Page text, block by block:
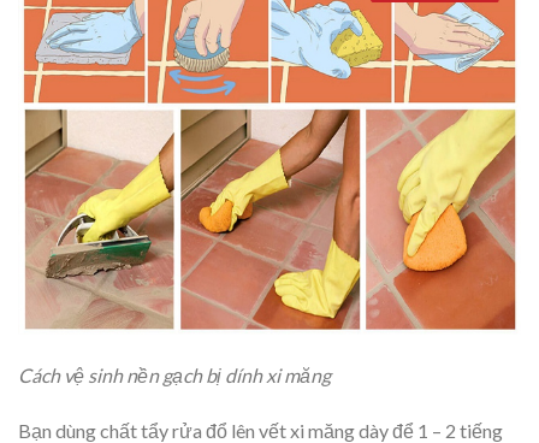
Cách vệ sinh nền gạch bị dính xi măng
Bạn dùng chất tẩy rửa đổ lên vết xi măng dày để 1 – 2 tiếng